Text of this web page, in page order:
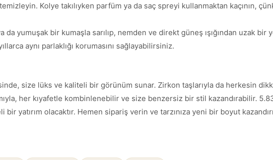
Kolye takılıyken parfüm ya da saç spreyi kullanmaktan kaçının,
da yumuşak bir kumaşla sarılıp, nemden ve direkt güneş ışığından uzak
aynı parlaklığı korumasını sağlayabilirsiniz.
size lüks ve kaliteli bir görünüm sunar. Zirkon taşlarıyla da herkesin
her kıyafetle kombinlenebilir ve size benzersiz bir stil kazandırabilir.
yatırım olacaktır. Hemen sipariş verin ve tarzınıza yeni bir boyut